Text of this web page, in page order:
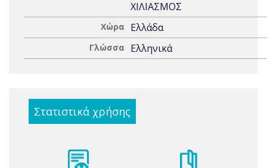
ΧΙΛΙΑΣΜΟΣ
Χώρα Ελλάδα
Γλώσσα Ελληνικά
Στατιστικά χρήσης